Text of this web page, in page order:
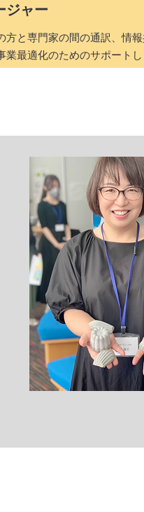
ジャー
方と専門家の間の通訳、情
最適化のためのサポートし